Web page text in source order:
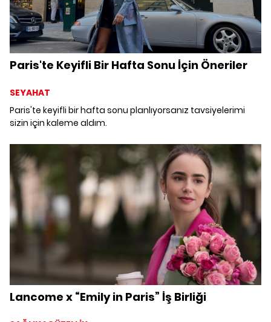
Paris'te Keyifli Bir Hafta Sonu İçin Öneriler
SEYAHAT
Paris'te keyifli bir hafta sonu planlıyorsanız tavsiyelerimi
sizin için kaleme aldım.
Lancome x “Emily in Paris” İş Birliği